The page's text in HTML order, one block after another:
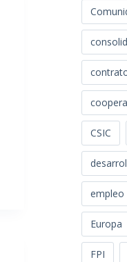
CSIC
empleo
Europa
FPI